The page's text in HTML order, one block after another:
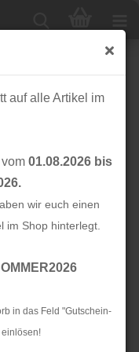
auf alle Artikel im
01.08.2026 bis
wir euch einen
im Shop hinterlegt.
in das Feld "Gutschein-